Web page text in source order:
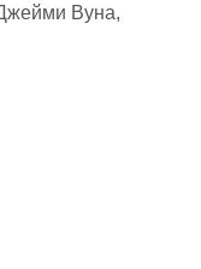
Вуна,